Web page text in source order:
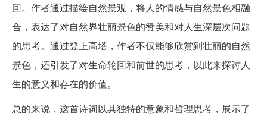
回。作者通过描绘自然景观，将人的情感与自然景色相融
合，表达了对自然界壮丽景色的赞美和对人生深层次问题
的思考。通过登上高塔，作者不仅能够欣赏到壮丽的自然
景色，还引发了对生命轮回和前世的思考，以此来探讨人
生的意义和存在的价值。
总的来说，这首诗词以其独特的意象和哲理思考，展示了